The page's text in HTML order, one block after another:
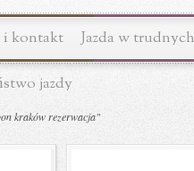
i kontakt Jazda w
jazdy
kraków rezerwacja"